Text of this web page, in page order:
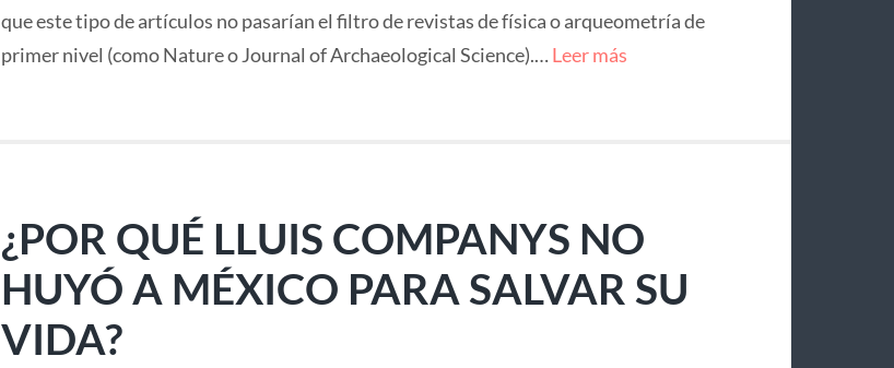
que este tipo de artículos no pasarían el filtro de revistas de física o arqueometría de
primer nivel (como Nature o Journal of Archaeological Science).…Leer más
¿POR QUÉ LLUIS COMPANYS NO
HUYÓ A MÉXICO PARA SALVAR SU
VIDA?